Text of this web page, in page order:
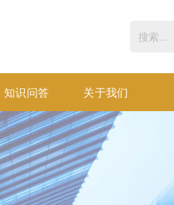
知识问答 关于我们